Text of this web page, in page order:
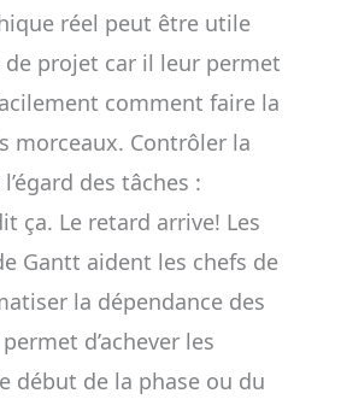
réel peut être utile
de projet car il leur permet
comment faire la
morceaux. Contrôler la
des tâches :
ça. Le retard arrive! Les
Gantt aident les chefs de
la dépendance des
d’achever les
début de la phase ou du